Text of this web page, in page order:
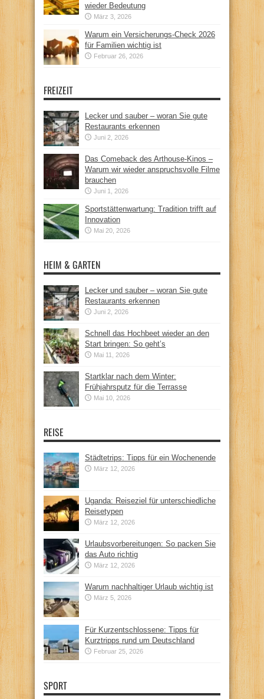
wieder Bedeutung
März 3, 2026
Warum ein Versicherungs-Check 2026
für Familien wichtig ist
Februar 26, 2026
FREIZEIT
Lecker und sauber – woran Sie gute
Restaurants erkennen
Juni 2, 2026
Das Comeback des Arthouse-Kinos –
Warum wir wieder anspruchsvolle Filme
brauchen
Juni 1, 2026
Sportstättenwartung: Tradition trifft auf
Innovation
Mai 20, 2026
HEIM & GARTEN
Lecker und sauber – woran Sie gute
Restaurants erkennen
Juni 2, 2026
Schnell das Hochbeet wieder an den
Start bringen: So geht’s
Mai 11, 2026
Startklar nach dem Winter:
Frühjahrsputz für die Terrasse
Mai 10, 2026
REISE
Städtetrips: Tipps für ein Wochenende
März 12, 2026
Uganda: Reiseziel für unterschiedliche
Reisetypen
März 12, 2026
Urlaubsvorbereitungen: So packen Sie
das Auto richtig
März 12, 2026
Warum nachhaltiger Urlaub wichtig ist
März 5, 2026
Für Kurzentschlossene: Tipps für
Kurztripps rund um Deutschland
Februar 25, 2026
SPORT